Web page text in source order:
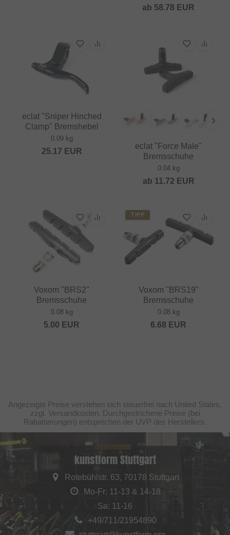
ab 58.78 EUR
eclat "Sniper Hinched
Clamp" Bremshebel
0.09 kg
25.17 EUR
eclat "Force Male"
Bremsschuhe
0.04 kg
ab 11.72 EUR
Voxom "BRS2"
Bremsschuhe
0.08 kg
5.00 EUR
TIPP
Voxom "BRS19"
Bremsschuhe
0.08 kg
6.68 EUR
Angezeigte Preise verstehen sich steuerfrei nach United States,
zzgl. Versandkosten. Durchgestrichene Preise (bei
Rabattierungen) entsprechen der UVP des Herstellers.
kunstform Stuttgart
Rotebühlstr. 63, 70178 Stuttgart
Mo-Fr: 11-13 & 14-18
Sa: 11-16
+49/711/21954890